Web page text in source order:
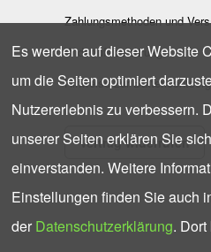
Zahlungsmethoden und
Widerrufsbelehrung
Hinweise zur
Vertrag widerrufen
Es werden auf dieser Website
um die Seiten optimiert
Nutzererlebnis zu verbessern.
unserer Seiten erklären Sie
einverstanden. Weitere
Einstellungen finden Sie auch
der Datenschutzerklärung.